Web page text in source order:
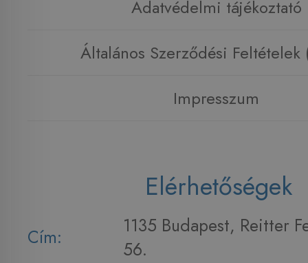
Adatvédelmi tájékoztató
Általános Szerződési Feltételek
Impresszum
Elérhetőségek
Cím:
1135 Budapest, Reitter
56.